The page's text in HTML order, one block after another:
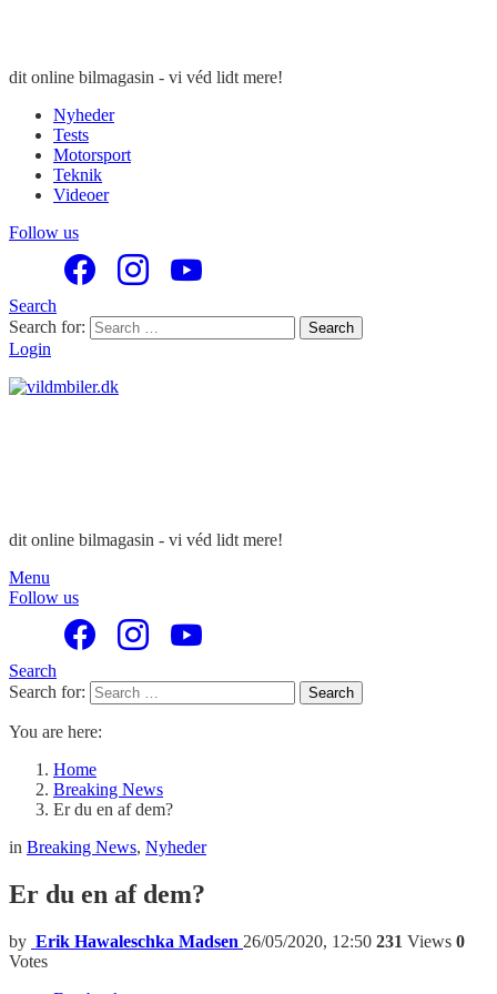
dit online bilmagasin - vi véd lidt mere!
Nyheder
Tests
Motorsport
Teknik
Videoer
Follow us
Search
Search for:
Search
Login
dit online bilmagasin - vi véd lidt mere!
Menu
Follow us
Search
Search for:
Search
You are here:
Home
Breaking News
Er du en af dem?
in Breaking News, Nyheder
Er du en af dem?
by Erik Hawaleschka Madsen 26/05/2020, 12:50 231 Views 0
Votes